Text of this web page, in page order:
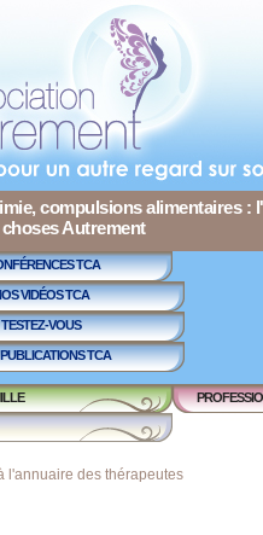
compulsions alimentaires :
Autrement
TCA
VIDÉOS TCA
TESTEZ-VOUS
TCA
l'annuaire des thérapeutes